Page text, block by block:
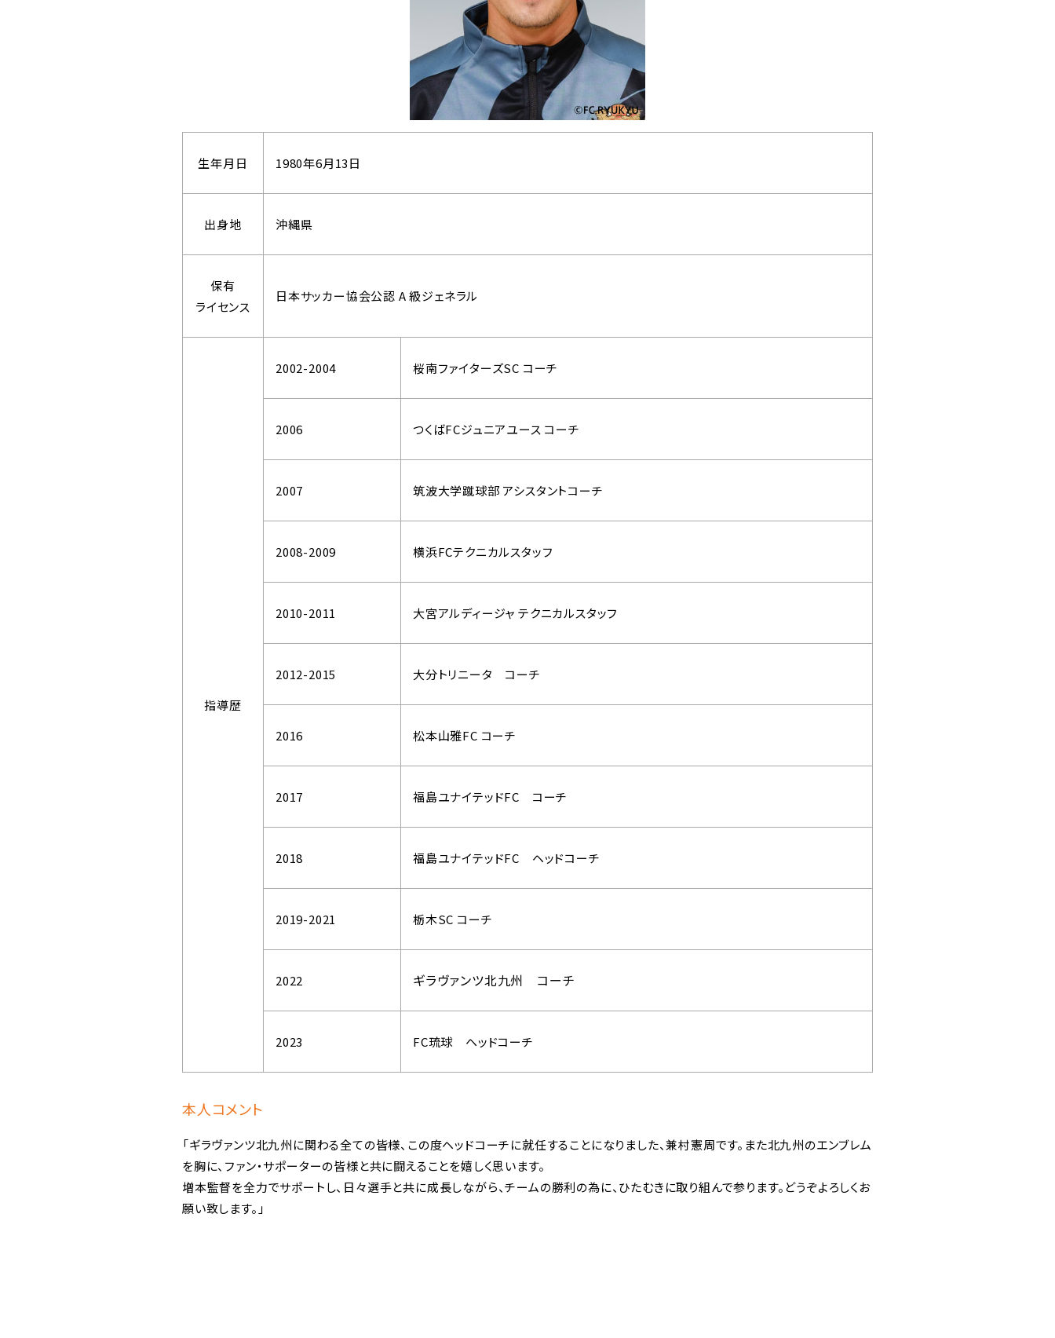
生年月日 1980年6月13日
出身地 沖縄県
保有
ライセンス
日本サッカー協会公認 A 級ジェネラル
指導歴
2002-2004 桜南ファイターズSC コーチ
2006 つくばFCジュニアユース コーチ
2007 筑波大学蹴球部 アシスタントコーチ
2008-2009 横浜FCテクニカルスタッフ
2010-2011 大宮アルディージャ テクニカルスタッフ
2012-2015 大分トリニータ コーチ
2016 松本山雅FC コーチ
2017 福島ユナイテッドFC コーチ
2018 福島ユナイテッドFC ヘッドコーチ
2019-2021 栃木SC コーチ
2022 ギラヴァンツ北九州 コーチ
2023 FC琉球 ヘッドコーチ
本人コメント
「ギラヴァンツ北九州に関わる全ての皆様、この度ヘッドコーチに就任することになりました、兼村憲周です。また北九州のエンブレム
を胸に、ファン・サポーターの皆様と共に闘えることを嬉しく思います。
増本監督を全力でサポートし、日々選手と共に成長しながら、チームの勝利の為に、ひたむきに取り組んで参ります。どうぞよろしくお
願い致します。」